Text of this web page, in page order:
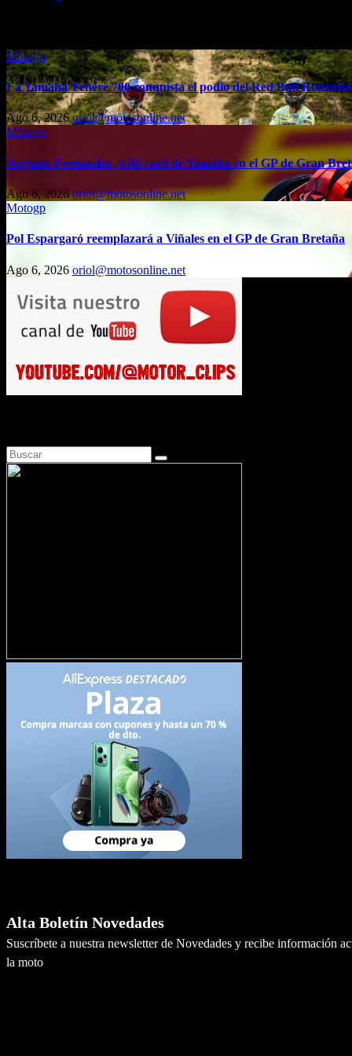
Motogp
La Yamaha Ténéré 700 conquista el podio del Red Bull
Ago 6, 2026oriol@motosonline.net
Motogp
Augusto Fernández, wild card de Yamaha en el GP de Gran
Ago 6, 2026oriol@motosonline.net
Motogp
Pol Espargaró reemplazará a Viñales en el GP de Gran Bretaña
Ago 6, 2026 oriol@motosonline.net
Alta Boletín Novedades
Suscríbete a nuestra newsletter de Novedades y recibe información
la moto